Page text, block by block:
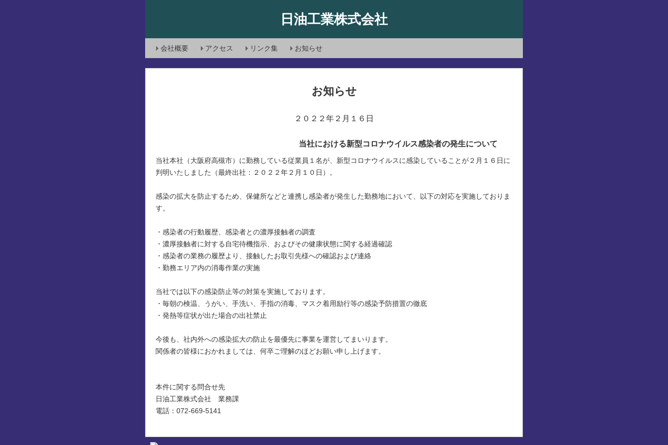
日油工業株式会社
会社概要 アクセス リンク集 お知らせ
お知らせ
２０２２年２月１６日
当社における新型コロナウイルス感染者の発生について
当社本社（大阪府高槻市）に勤務している従業員１名が、新型コロナウイルスに感染していることが２月１６日に
判明いたしました（最終出社：２０２２年２月１０日）。
感染の拡大を防止するため、保健所などと連携し感染者が発生した勤務地において、以下の対応を実施しておりま
す。
・感染者の行動履歴、感染者との濃厚接触者の調査
・濃厚接触者に対する自宅待機指示、およびその健康状態に関する経過確認
・感染者の業務の履歴より、接触したお取引先様への確認および連絡
・勤務エリア内の消毒作業の実施
当社では以下の感染防止等の対策を実施しております。
・毎朝の検温、うがい、手洗い、手指の消毒、マスク着用励行等の感染予防措置の徹底
・発熱等症状が出た場合の出社禁止
今後も、社内外への感染拡大の防止を最優先に事業を運営してまいります。
関係者の皆様におかれましては、何卒ご理解のほどお願い申し上げます。
本件に関する問合せ先
日油工業株式会社 業務課
電話：072-669-5141